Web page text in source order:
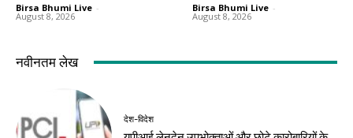
Birsa Bhumi Live -
August 8, 2026
Birsa Bhumi Live -
August 8, 2026
नवीनतम लेख
देश-विदेश